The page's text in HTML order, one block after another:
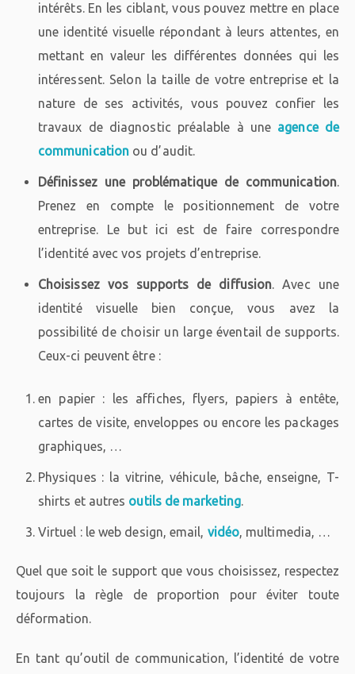
intérêts. En les ciblant, vous pouvez mettre en place
une identité visuelle répondant à leurs attentes, en
mettant en valeur les différentes données qui les
intéressent. Selon la taille de votre entreprise et la
nature de ses activités, vous pouvez confier les
travaux de diagnostic préalable à une agence de
communication ou d’audit.
Définissez une problématique de communication.
Prenez en compte le positionnement de votre
entreprise. Le but ici est de faire correspondre
l’identité avec vos projets d’entreprise.
Choisissez vos supports de diffusion. Avec une
identité visuelle bien conçue, vous avez la
possibilité de choisir un large éventail de supports.
Ceux-ci peuvent être :
en papier : les affiches, flyers, papiers à entête,
cartes de visite, enveloppes ou encore les packages
graphiques, …
Physiques : la vitrine, véhicule, bâche, enseigne, T-
shirts et autres outils de marketing.
Virtuel : le web design, email, vidéo, multimedia, …
Quel que soit le support que vous choisissez, respectez
toujours la règle de proportion pour éviter toute
déformation.
En tant qu’outil de communication, l’identité de votre